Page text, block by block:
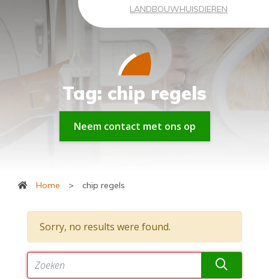
Tag: chip regels
Neem contact met ons op
LANDBOUWHUISDIEREN
Home > chip regels
Sorry, no results were found.
Zoeken op: